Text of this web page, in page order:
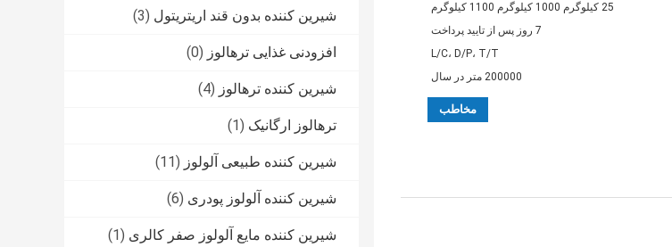
شیرین کننده بدون قند اریتریتول (3)
افزودنی غذایی ترهالوز (0)
شیرین کننده ترهالوز (4)
ترهالوز ارگانیک (1)
شیرین کننده طبیعی آلولوز (11)
شیرین کننده آلولوز پودری (6)
شیرین کننده مایع آلولوز صفر کالری (1)
25 کیلوگرم 1000 کیلوگرم 1100 کیلوگرم
7 روز پس از تایید پرداخت
L/C، D/P، T/T
200000 متر در سال
مخاطب